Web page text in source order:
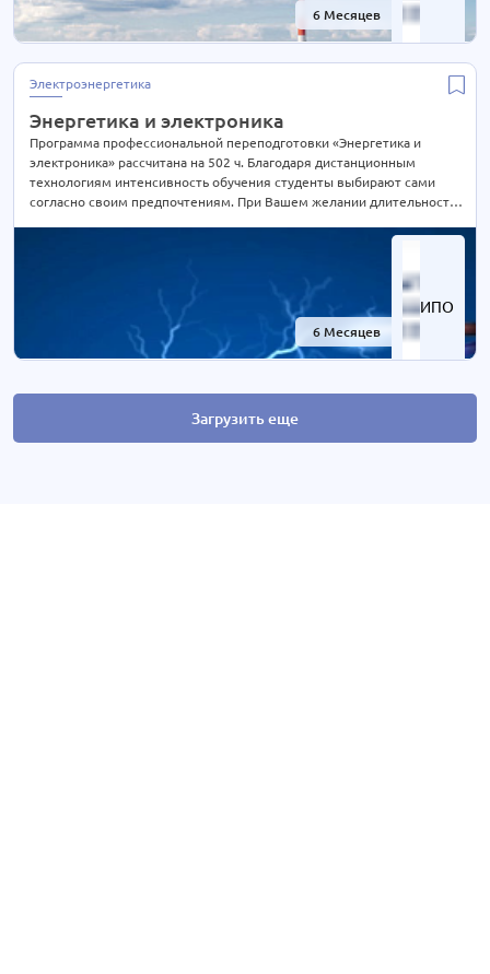
6 Месяцев -68%
ИПО
6 Месяцев -61%
Электроэнергетика
Энергетика и электроника
Программа профессиональной переподготовки «Энергетика и
электроника» рассчитана на 502 ч. Благодаря дистанционным
технологиям интенсивность обучения студенты выбирают сами
согласно своим предпочтениям. При Вашем желании длительность
уточняйте по телефону на сайте или отправьте нам заявку для
Загрузить еще